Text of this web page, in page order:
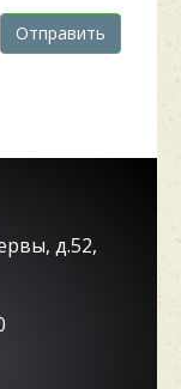
Отправить
д.52,